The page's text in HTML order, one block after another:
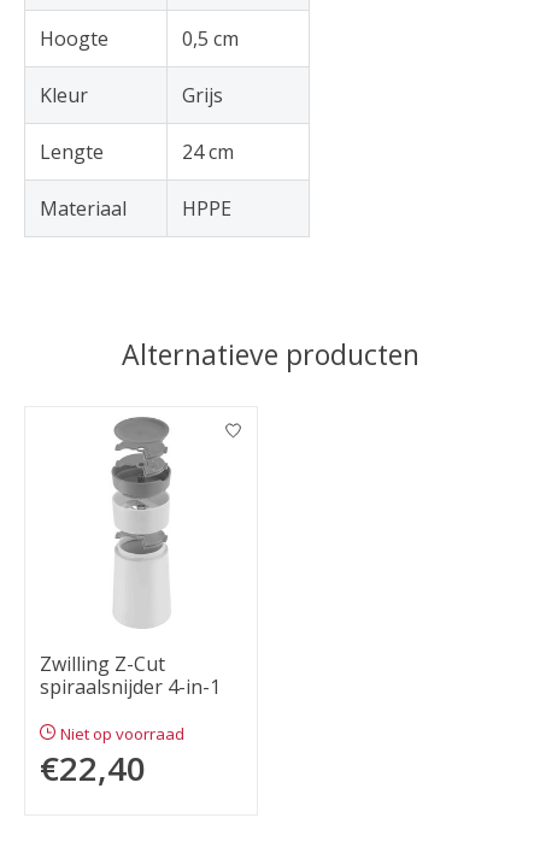
Hoogte 0,5 cm
Kleur Grijs
Lengte 24 cm
Materiaal HPPE
Alternatieve producten
Items van productcarrousel
Zwilling Z-Cut
spiraalsnijder 4-in-1
Niet op voorraad
€22,40